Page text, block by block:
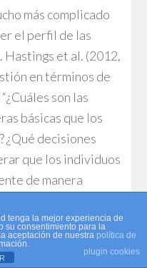
más complicado
el perfil de las
Hastings et al. (2012,
en términos de
son las
básicas que los
¿Qué decisiones
que los individuos
de manera
es mejor
carácter fronterizo,
tenga la mejor experiencia de
su consentimiento para la
aceptación de nuestra política de
plugin cookies